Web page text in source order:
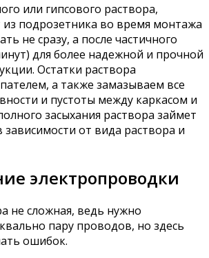
или гипсового раствора,
подрозетника во время монтажа
не сразу, а после частичного
для более надежной и прочной
Остатки раствора
а также замазываем все
и пустоты между каркасом и
засыхания раствора займет
зависимости от вида раствора и
электропроводки
не сложная, ведь нужно
пару проводов, но здесь
ошибок.